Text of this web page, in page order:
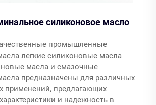
силиконовое масло
промышленные
легкие силиконовые масла
масла и смазочные
предназначены для различных
предлагающих
и надежность в